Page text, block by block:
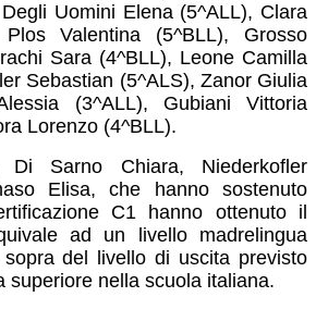
Uomini Elena (5^ALL), Clara
Valentina (5^BLL), Grosso
Sara (4^BLL), Leone Camilla
Sebastian (5^ALS), Zanor Giulia
(3^ALL), Gubiani Vittoria
Lorenzo (4^BLL).
Sarno Chiara, Niederkofler
Elisa, che hanno sostenuto
C1 hanno ottenuto il
ad un livello madrelingua
del livello di uscita previsto
superiore nella scuola italiana.